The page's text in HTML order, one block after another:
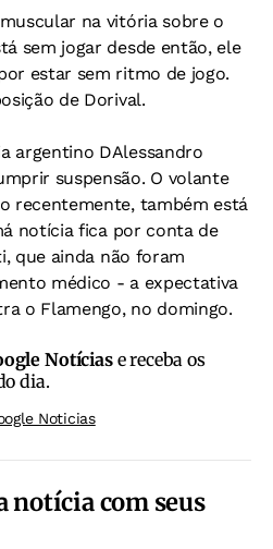
na vitória sobre o
sem jogar desde então, ele
estar sem ritmo de jogo.
de Dorival.
argentino DAlessandro
suspensão. O volante
recentemente, também está
notícia fica por conta de
que ainda não foram
médico - a expectativa
o Flamengo, no domingo.
Notíciase receba os
dia.
Noticias
notícia com seus